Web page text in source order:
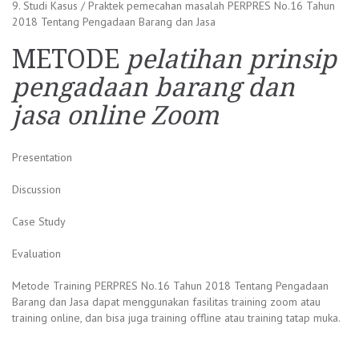
9. Studi Kasus / Praktek pemecahan masalah PERPRES No.16 Tahun
2018 Tentang Pengadaan Barang dan Jasa
METODE pelatihan prinsip
pengadaan barang dan
jasa online Zoom
Presentation
Discussion
Case Study
Evaluation
Metode Training PERPRES No.16 Tahun 2018 Tentang Pengadaan
Barang dan Jasa dapat menggunakan fasilitas training zoom atau
training online, dan bisa juga training offline atau training tatap muka.